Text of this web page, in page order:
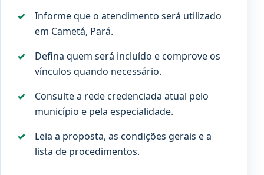
Informe que o atendimento será utilizado
em Cametá, Pará.
Defina quem será incluído e comprove os
vínculos quando necessário.
Consulte a rede credenciada atual pelo
município e pela especialidade.
Leia a proposta, as condições gerais e a
lista de procedimentos.